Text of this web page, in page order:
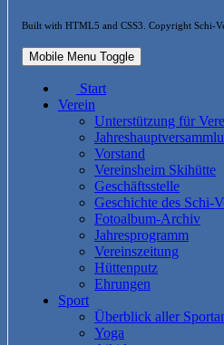
Built with HTML5 and CSS3. Copyright Schi-
Mobile Menu Toggle
Start
Verein
Unterstützung für
Vorstand
Vereinsheim Skihütte
Geschäftsstelle
Geschichte des Schi-
Fotoalbum-Archiv
Jahresprogramm
Vereinszeitung
Hüttenputz
Ehrungen
Sport
Überblick aller
Yoga